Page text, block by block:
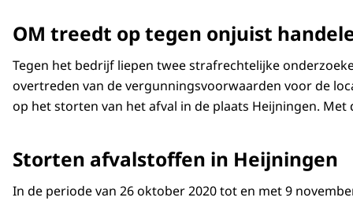
OM treedt op tegen onjuist
Tegen het bedrijf liepen twee strafrechtelijke
overtreden van de vergunningsvoorwaarden voor de
op het storten van het afval in de plaats Heijningen.
Storten afvalstoffen in Heijningen
In de periode van 26 oktober 2020 tot en met 9